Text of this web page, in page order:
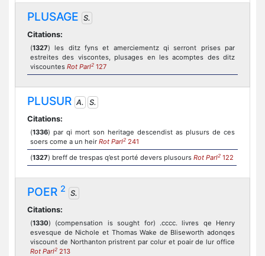
PLUSAGE S.
Citations:
(1327) les ditz fyns et amerciementz qi serront prises par
estreites des viscontes, plusages en les acomptes des ditz
viscountes Rot Parl2 127
PLUSUR A.
S.
Citations:
(1336) par qi mort son heritage descendist as plusurs de ces
soers come a un heir Rot Parl2 241
(1327) breff de trespas q’est porté devers plusours Rot Parl2 122
POER 2 S.
Citations:
(1330) (compensation is sought for) .cccc. livres qe Henry
esvesque de Nichole et Thomas Wake de Bliseworth adonqes
viscount de Northanton pristrent par colur et poair de lur office
Rot Parl2 213